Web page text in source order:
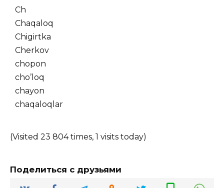
Ch
Chaqaloq
Chigirtka
Cherkov
chopon
cho’loq
chayon
chaqaloqlar
(Visited 23 804 times, 1 visits today)
Поделиться с друзьями